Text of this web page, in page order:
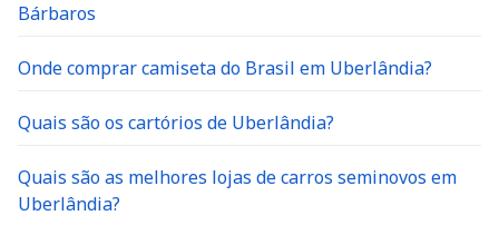
Bárbaros
Onde comprar camiseta do Brasil em Uberlândia?
Quais são os cartórios de Uberlândia?
Quais são as melhores lojas de carros seminovos em
Uberlândia?